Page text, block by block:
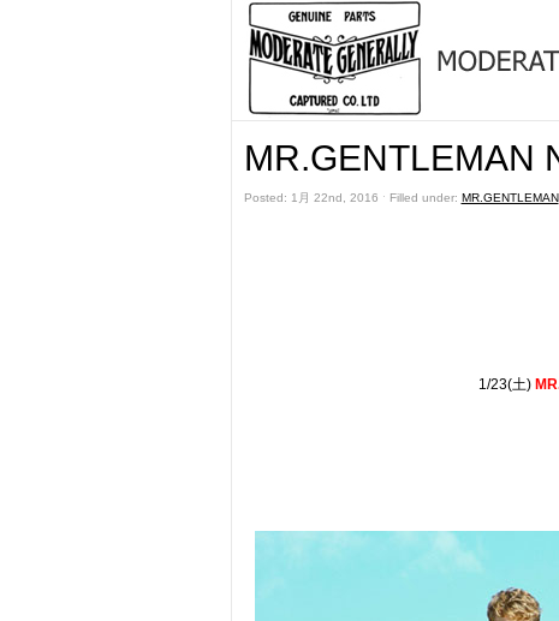
MR.GENTLEMAN
Posted: 1月 22nd, 2016 ˑ Filled under: MR.GENTLEMAN,
1/23(土)